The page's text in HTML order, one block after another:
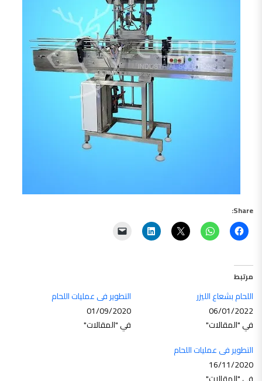
Share:
مرتبط
اللحام بشعاع الليزر
06/01/2022
في "المقالات"
التطوير فى عمليات اللحام
01/09/2020
في "المقالات"
التطوير فى عمليات اللحام
16/11/2020